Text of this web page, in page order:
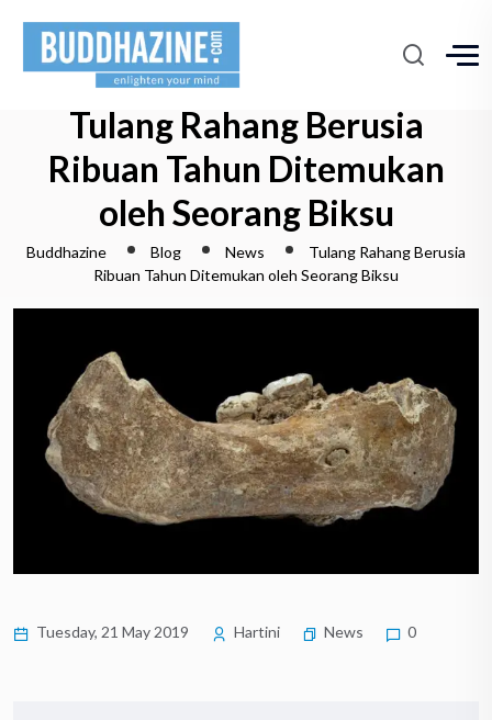
Tulang Rahang Berusia
Ribuan Tahun Ditemukan
oleh Seorang Biksu
Buddhazine Blog News
Tulang Rahang Berusia
Ribuan Tahun Ditemukan oleh Seorang Biksu
Tuesday, 21 May 2019 Hartini News 0